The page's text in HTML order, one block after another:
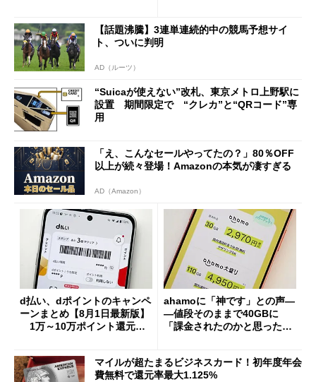
【話題沸騰】3連単連続的中の競馬予想サイ
ト、ついに判明
AD（ルーツ）
“Suicaが使えない”改札、東京メトロ上野駅に
設置 期間限定で “クレカ”と“QRコード”専
用
「え、こんなセールやってたの？」80％OFF
以上が続々登場！Amazonの本気が凄すぎる
AD（Amazon）
d払い、dポイントのキャンペ
ーンまとめ【8月1日最新版】
1万～10万ポイント還元の
ahamoに「神です」との声―
―値段そのままで40GBに
「課金されたのかと思った」
マイルが超たまるビジネスカード！初年度年会
費無料で還元率最大1.125%